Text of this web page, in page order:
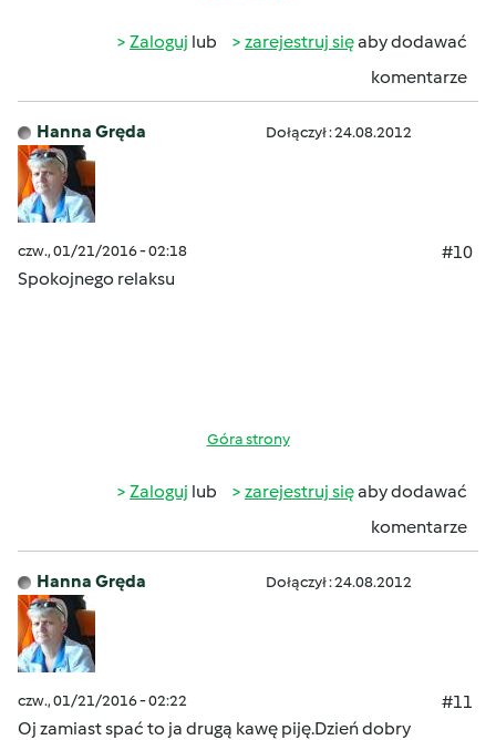
Zaloguj lub zarejestruj sięaby dodawać
komentarze
Hanna Gręda Dołączył : 24.08.2012
czw., 01/21/2016 - 02:18
#10
Spokojnego relaksu
Góra strony
Zaloguj lub zarejestruj sięaby dodawać
komentarze
Hanna Gręda Dołączył : 24.08.2012
czw., 01/21/2016 - 02:22
#11
Oj zamiast spać to ja drugą kawę piję.Dzień dobry